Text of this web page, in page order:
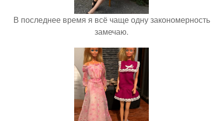
В последнее время я всё чаще одну закономерность
замечаю.